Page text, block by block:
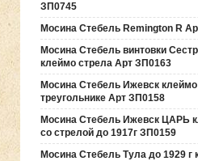
ЗП0745
Мосина Стебель Remington R
Мосина Стебель винтовки
клеймо стрела Арт ЗП0163
Мосина Стебель Ижевск клеймо
треугольнике Арт ЗП0158
Мосина Стебель Ижевск ЦАРЬ
со стрелой до 1917г ЗП0159
Мосина Стебель Тула до 1929 г